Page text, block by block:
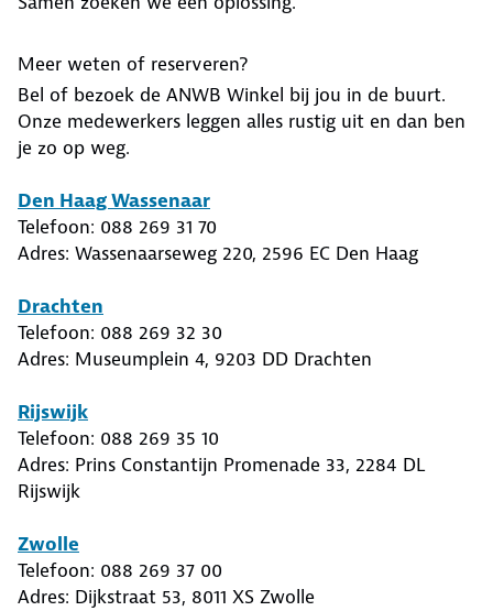
Meer weten of reserveren?
Bel of bezoek de ANWB Winkel bij jou in de buurt.
Onze medewerkers leggen alles rustig uit en dan ben
je zo op weg.
Den Haag Wassenaar
Telefoon: 088 269 31 70
Adres: Wassenaarseweg 220, 2596 EC Den Haag
Drachten
Telefoon: 088 269 32 30
Adres: Museumplein 4, 9203 DD Drachten
Rijswijk
Telefoon: 088 269 35 10
Adres: Prins Constantijn Promenade 33, 2284 DL
Rijswijk
Zwolle
Telefoon: 088 269 37 00
Adres: Dijkstraat 53, 8011 XS Zwolle